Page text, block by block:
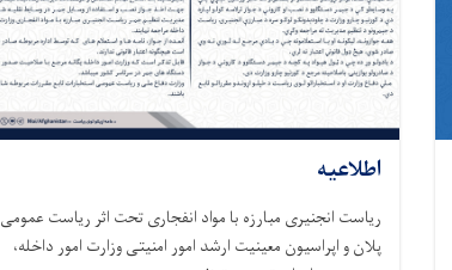
اطلاعیه
ریاست انجنیری مبارزه با مواد انفجاری تحت اثر ریاست عمومی
پلان و اپراسیون معینیت ارشد امور امنیتی وزارت امور داخله،